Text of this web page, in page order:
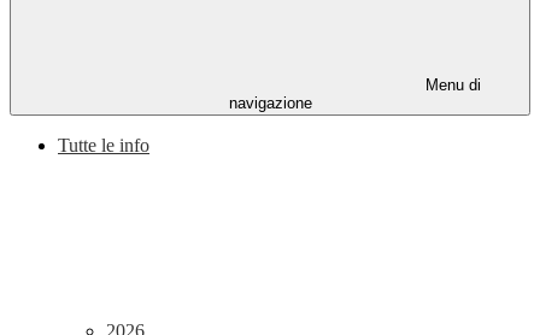
Menu di
navigazione
Tutte le info